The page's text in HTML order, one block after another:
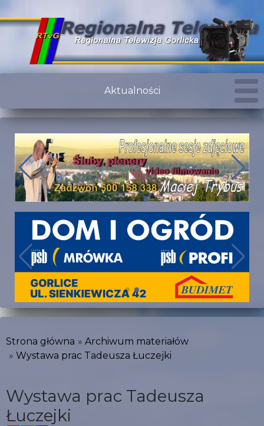
Aktualności
Strona główna
Archiwum materiałów
Wystawa prac Tadeusza Łuczejki
Wystawa prac Tadeusza
Łuczejki